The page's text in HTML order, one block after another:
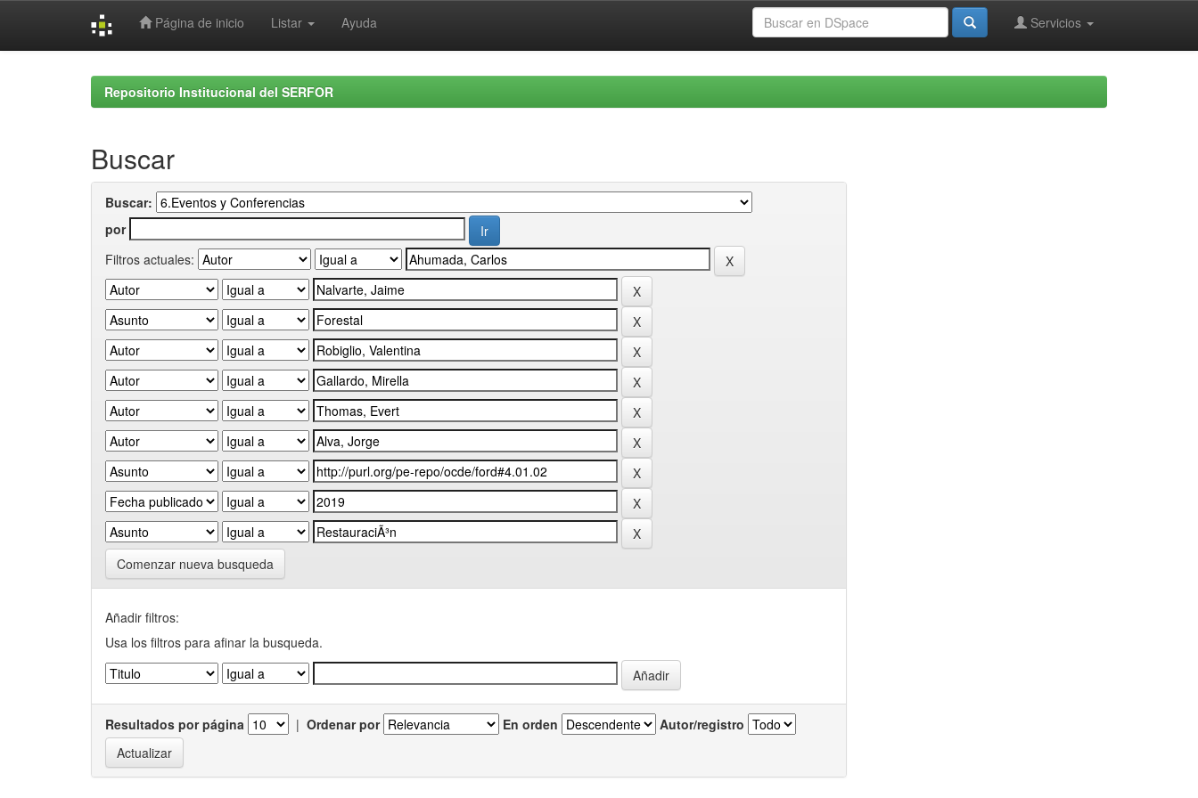
Página de inicio Listar Ayuda Servicios
Repositorio Institucional del SERFOR
Buscar
Buscar:
por
Filtros actuales:
Comenzar nueva busqueda
Añadir filtros:
Usa los filtros para afinar la busqueda.
Resultados por página | Ordenar por En orden Autor/registro